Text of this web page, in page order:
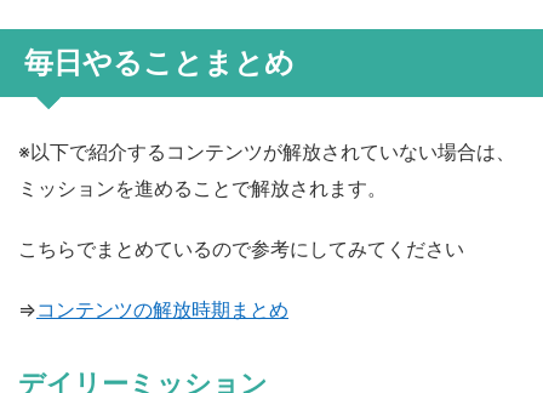
毎日やることまとめ
※以下で紹介するコンテンツが解放されていない場合は、
ミッションを進めることで解放されます。
こちらでまとめているので参考にしてみてください
⇒コンテンツの解放時期まとめ
デイリーミッション